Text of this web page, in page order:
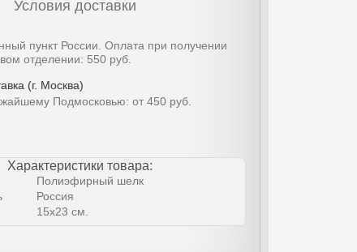
Условия доставки
пункт России. Оплата при получении
отделении: 550 руб.
(г. Москва)
Подмосковью: от 450 руб.
Характеристики товара:
Полиэфирный шелк
Россия
15х23 см.